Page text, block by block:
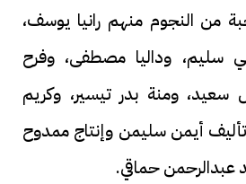
من النجوم منهم رانيا يوسف،
سليم، وداليا مصطفى، وفرح
سعيد، ومنة بدر تيسير، وكريم
أيمن سليمن وإنتاج ممدوح
عبدالرحمن حماقي.